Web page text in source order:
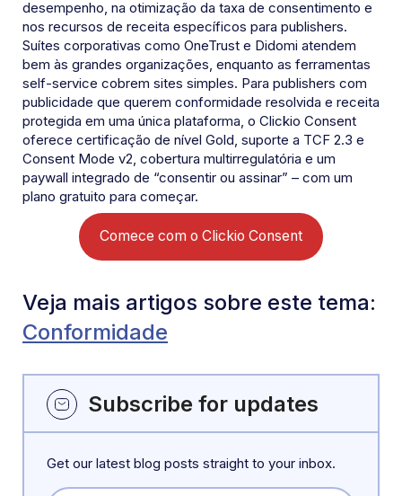
desempenho, na otimização da taxa de consentimento e
nos recursos de receita específicos para publishers.
Suítes corporativas como OneTrust e Didomi atendem
bem às grandes organizações, enquanto as ferramentas
self-service cobrem sites simples. Para publishers com
publicidade que querem conformidade resolvida e receita
protegida em uma única plataforma, o Clickio Consent
oferece certificação de nível Gold, suporte a TCF 2.3 e
Consent Mode v2, cobertura multirregulatória e um
paywall integrado de “consentir ou assinar” – com um
plano gratuito para começar.
Comece com o Clickio Consent
Veja mais artigos sobre este tema:
Conformidade
Subscribe for updates
Get our latest blog posts straight to your inbox.